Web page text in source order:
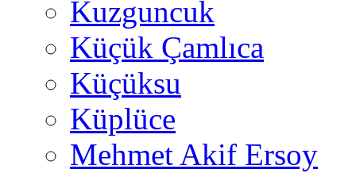
Kuzguncuk
Küçük Çamlıca
Küçüksu
Küplüce
Mehmet Akif Ersoy